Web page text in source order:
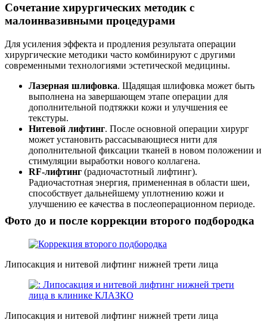
Сочетание хирургических методик с
малоинвазивными процедурами
Для усиления эффекта и продления результата операции
хирургические методики часто комбинируют с другими
современными технологиями эстетической медицины.
Лазерная шлифовка. Щадящая шлифовка может быть
выполнена на завершающем этапе операции для
дополнительной подтяжки кожи и улучшения ее
текстуры.
Нитевой лифтинг. После основной операции хирург
может установить рассасывающиеся нити для
дополнительной фиксации тканей в новом положении и
стимуляции выработки нового коллагена.
RF-лифтинг (радиочастотный лифтинг).
Радиочастотная энергия, примененная в области шеи,
способствует дальнейшему уплотнению кожи и
улучшению ее качества в послеоперационном периоде.
Фото до и после коррекции второго подбородка
Липосакция и нитевой лифтинг нижней трети лица
Липосакция и нитевой лифтинг нижней трети лица